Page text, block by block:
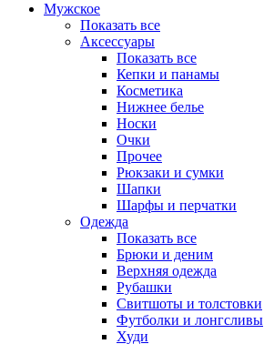
Мужское
Показать все
Аксессуары
Показать все
Кепки и панамы
Косметика
Нижнее белье
Носки
Очки
Прочее
Рюкзаки и сумки
Шапки
Шарфы и перчатки
Одежда
Показать все
Брюки и деним
Верхняя одежда
Рубашки
Свитшоты и толстовки
Футболки и лонгсливы
Худи